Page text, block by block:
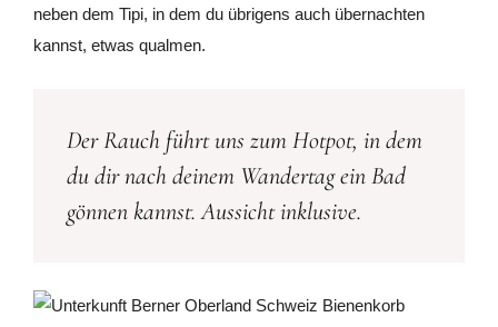
neben dem Tipi, in dem du übrigens auch übernachten
kannst, etwas qualmen.
Der Rauch führt uns zum Hotpot, in dem
du dir nach deinem Wandertag ein Bad
gönnen kannst. Aussicht inklusive.